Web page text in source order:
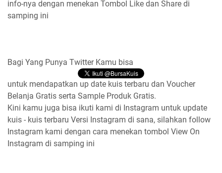
info-nya dengan menekan Tombol Like dan Share di
samping ini
Bagi Yang Punya Twitter Kamu bisa
untuk mendapatkan up date kuis terbaru dan Voucher
Belanja Gratis serta Sample Produk Gratis.
Kini kamu juga bisa ikuti kami di Instagram untuk update
kuis - kuis terbaru Versi Instagram di sana, silahkan follow
Instagram kami dengan cara menekan tombol View On
Instagram di samping ini